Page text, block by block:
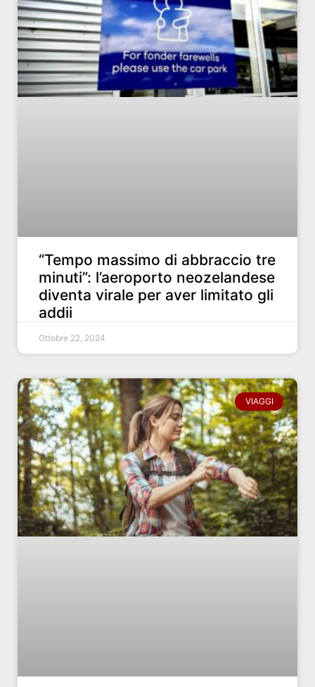
“Tempo massimo di abbraccio tre
minuti”: l’aeroporto neozelandese
diventa virale per aver limitato gli
addii
Ottobre 22, 2024
VIAGGI